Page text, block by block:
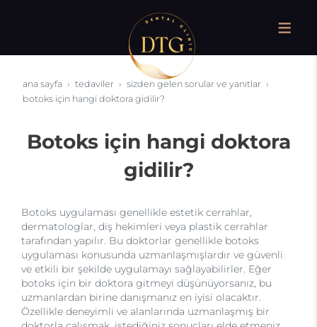
ana sayfa tedaviler
sizden gelen sorular ve yanıtlar
botoks için hangi doktora gidilir?
Botoks için hangi doktora
gidilir?
Botoks uygulaması genellikle estetik cerrahlar,
dermatologlar, diş hekimleri veya plastik cerrahlar
tarafından yapılır. Bu doktorlar genellikle botoks
uygulaması konusunda uzmanlaşmışlardır ve güvenli
ve etkili bir şekilde uygulamayı sağlayabilirler. Eğer
botoks için bir doktora gitmeyi düşünüyorsanız, bu
uzmanlardan birine danışmanız en iyisi olacaktır.
Özellikle deneyimli ve alanlarında uzmanlaşmış bir